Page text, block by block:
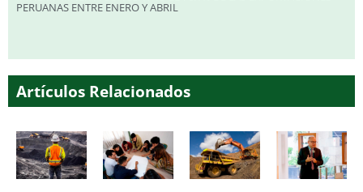
PERUANAS ENTRE ENERO Y ABRIL
Artículos Relacionados